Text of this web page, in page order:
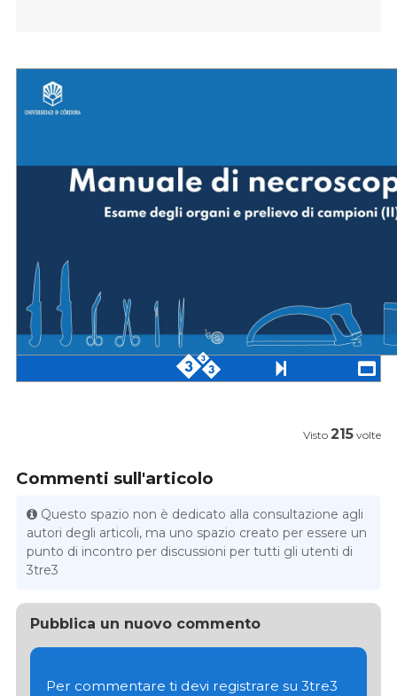
Visto 215 volte
Commenti sull'articolo
Questo spazio non è dedicato alla consultazione agli
autori degli articoli, ma uno spazio creato per essere un
punto di incontro per discussioni per tutti gli utenti di
3tre3
Pubblica un nuovo commento
Per commentare ti devi registrare su 3tre3